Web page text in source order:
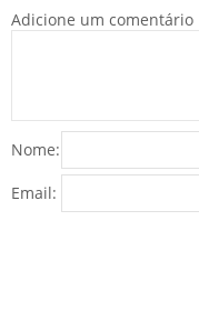
Adicione um comentário
Nome:
Email: